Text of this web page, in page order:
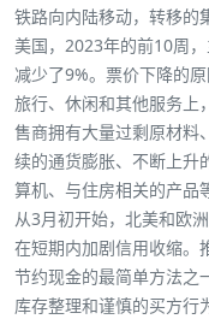
铁路向内陆移动，转移的
美国，2023年的前10周
减少了9%。 票价下降的
旅行、休闲和其他服务上
售商拥有大量过剩原材料
续的通货膨胀、不断上升
算机、与住房相关的产品
从3月初开始，北美和欧
在短期内加剧信用收缩。
节约现金的最简单方法之
库存整理和谨慎的买方行